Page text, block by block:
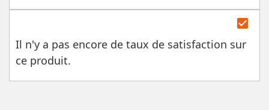
Il n'y a pas encore de taux de satisfaction sur
ce produit.
check_box